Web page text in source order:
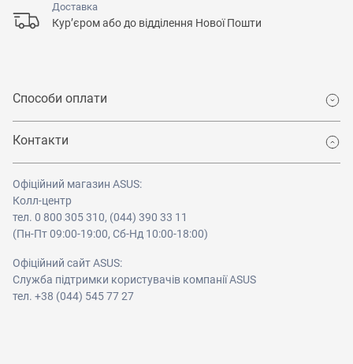
Доставка
Кур’єром або до відділення Нової Пошти
Способи оплати
Контакти
Офіційний магазин ASUS:
Колл-центр
тел. 0 800 305 310, (044) 390 33 11
(Пн-Пт 09:00-19:00, Сб-Нд 10:00-18:00)
Офіційний сайт ASUS:
Служба підтримки користувачів компанії ASUS
тел. +38 (044) 545 77 27